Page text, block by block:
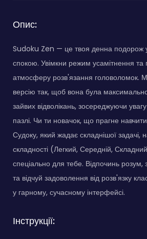
Опис:
Sudoku Zen — це твоя денна подорож у
спокою. Увімкни режим усамітнення та
атмосферу розв'язання головоломок.
версію так, щоб вона була
зайвих відволікань, зосереджуючи
пазлі. Чи ти новачок, що прагне
Судоку, який жадає складнішої задачі,
складності (Легкий, Середній,
спеціально для тебе. Відпочинь розум,
та відчуй задоволення від розв'язку
у гарному, сучасному інтерфейсі.
Інструкції: